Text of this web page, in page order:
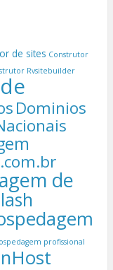
de sites Construtor
Rvsitebuilder
Dominios
de
profissional